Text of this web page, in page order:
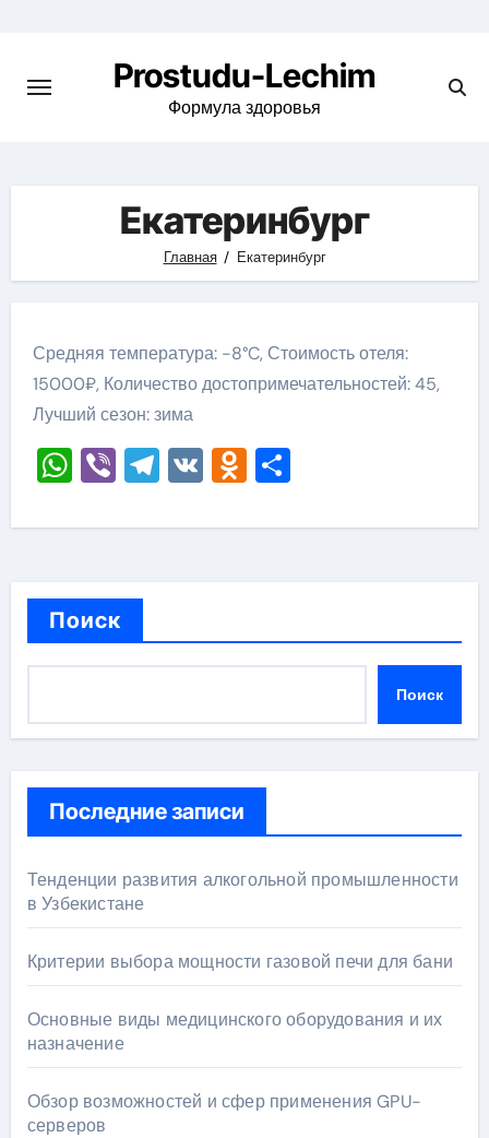
содержимому
Prostudu-Lechim
Формула здоровья
Екатеринбург
Главная Екатеринбург
Средняя температура: -8°C, Стоимость отеля:
15000₽, Количество достопримечательностей: 45,
Лучший сезон: зима
WhatsApp
ViberTelegram
VKOdnoklassniki
Отправить
Поиск
Поиск
Последние записи
Тенденции развития алкогольной промышленности
в Узбекистане
Критерии выбора мощности газовой печи для бани
Основные виды медицинского оборудования и их
назначение
Обзор возможностей и сфер применения GPU-
серверов